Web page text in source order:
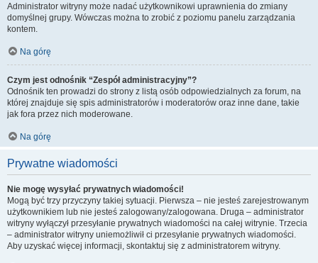
Administrator witryny może nadać użytkownikowi uprawnienia do zmiany
domyślnej grupy. Wówczas można to zrobić z poziomu panelu zarządzania
kontem.
Na górę
Czym jest odnośnik “Zespół administracyjny”?
Odnośnik ten prowadzi do strony z listą osób odpowiedzialnych za forum, na
której znajduje się spis administratorów i moderatorów oraz inne dane, takie
jak fora przez nich moderowane.
Na górę
Prywatne wiadomości
Nie mogę wysyłać prywatnych wiadomości!
Mogą być trzy przyczyny takiej sytuacji. Pierwsza – nie jesteś zarejestrowanym
użytkownikiem lub nie jesteś zalogowany/zalogowana. Druga – administrator
witryny wyłączył przesyłanie prywatnych wiadomości na całej witrynie. Trzecia
– administrator witryny uniemożliwił ci przesyłanie prywatnych wiadomości.
Aby uzyskać więcej informacji, skontaktuj się z administratorem witryny.